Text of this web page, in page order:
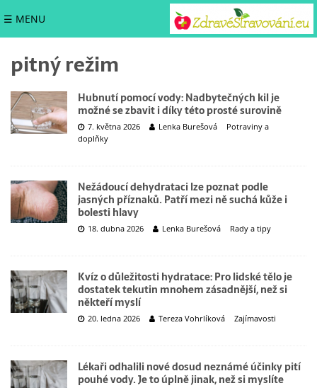
☰ MENU
pitný režim
Hubnutí pomocí vody: Nadbytečných kil je
možné se zbavit i díky této prosté surovině
7. května 2026 Lenka Burešová
Potraviny a
doplňky
Nežádoucí dehydrataci lze poznat podle
jasných příznaků. Patří mezi ně suchá kůže i
bolesti hlavy
18. dubna 2026 Lenka Burešová Rady a tipy
Kvíz o důležitosti hydratace: Pro lidské tělo je
dostatek tekutin mnohem zásadnější, než si
někteří myslí
20. ledna 2026 Tereza Vohrlíková Zajímavosti
Lékaři odhalili nové dosud neznámé účinky pití
pouhé vody. Je to úplně jinak, než si myslíte